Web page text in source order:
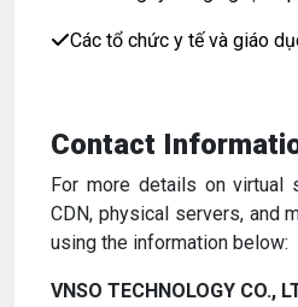
Các tổ chức y tế và giáo
Contact
For more details on virtual
CDN, physical servers, and
using the information below:
VNSO TECHNOLOGY CO.,